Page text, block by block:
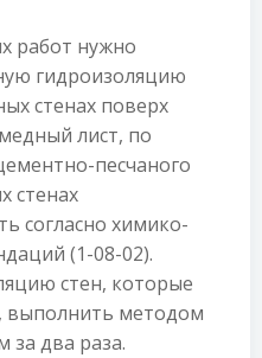
работ нужно
гидроизоляцию
стенах поверх
лист, по
песчаного
стенах
согласно химико-
(1-08-02).
стен, которые
выполнить методом
за два раза.